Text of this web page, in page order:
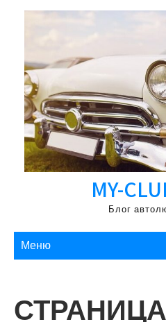
Перейти
MY-
Блог
Меню